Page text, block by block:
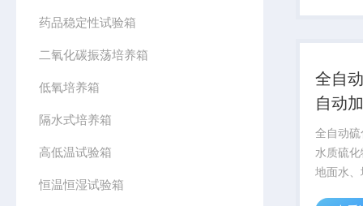
药品稳定性试验箱
二氧化碳振荡培养箱
低氧培养箱
隔水式培养箱
高低温试验箱
恒温恒湿试验箱
微生物
全自
自动
全自动
水质硫
地面水